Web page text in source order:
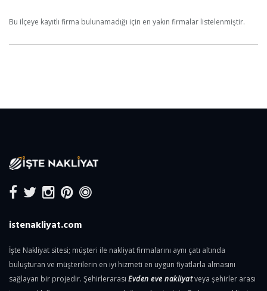
Bu ilçeye kayıtlı firma bulunamadığı için en yakın firmalar listelenmiştir.
istenakliyat.com
İşte Nakliyat sitesi; müşteri ile nakliyat firmalarını aynı çatı altında
buluşturan ve müşterilerin en iyi hizmeti en uygun fiyatlarla almasını
sağlayan bir projedir. Şehirlerarası Evden eve nakliyatveya şehirler arası